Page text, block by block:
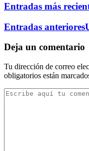
Entradas más
Entradas anteriores
Deja un comentario
Tu dirección de correo
obligatorios están